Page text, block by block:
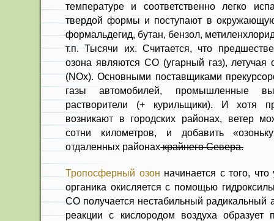
температуре и соответственно легко
твердой формы и поступают в
формальдегид, бутан, бензол,
т.п. Тысячи их. Считается, что
озона являются СО (угарный газ), летучая
(NOx). Основными поставщиками
газы автомобилей, промышленные
растворители (+ курильщики). И хотя
возникают в городских районах, ветер
сотни километров, и добавить
отдаленных районахкрайнего Севера.
Тропосферный озон начинается с того,
органика окисляется с помощью
СО получается нестабильный радикальный
реакции с кислородом воздуха образует